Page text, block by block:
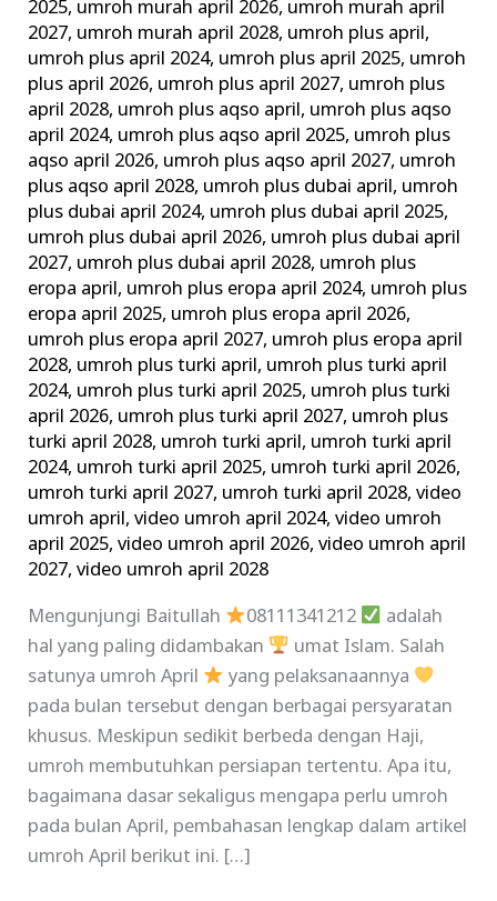
2025, umroh murah april 2026, umroh murah april
2027, umroh murah april 2028, umroh plus april,
umroh plus april 2024, umroh plus april 2025, umroh
plus april 2026, umroh plus april 2027, umroh plus
april 2028, umroh plus aqso april, umroh plus aqso
april 2024, umroh plus aqso april 2025, umroh plus
aqso april 2026, umroh plus aqso april 2027, umroh
plus aqso april 2028, umroh plus dubai april, umroh
plus dubai april 2024, umroh plus dubai april 2025,
umroh plus dubai april 2026, umroh plus dubai april
2027, umroh plus dubai april 2028, umroh plus
eropa april, umroh plus eropa april 2024, umroh plus
eropa april 2025, umroh plus eropa april 2026,
umroh plus eropa april 2027, umroh plus eropa april
2028, umroh plus turki april, umroh plus turki april
2024, umroh plus turki april 2025, umroh plus turki
april 2026, umroh plus turki april 2027, umroh plus
turki april 2028, umroh turki april, umroh turki april
2024, umroh turki april 2025, umroh turki april 2026,
umroh turki april 2027, umroh turki april 2028,video
umroh april,video umroh april 2024,video umroh
april 2025,video umroh april 2026,video umroh april
2027,video umroh april 2028
Mengunjungi Baitullah
08111341212
adalah
hal yang paling didambakan
umat Islam. Salah
satunya umroh April
yang pelaksanaannya
pada bulan tersebut dengan berbagai persyaratan
khusus. Meskipun sedikit berbeda dengan Haji,
umroh membutuhkan persiapan tertentu. Apa itu,
bagaimana dasar sekaligus mengapa perlu umroh
pada bulan April, pembahasan lengkap dalam artikel
umroh April berikut ini. […]